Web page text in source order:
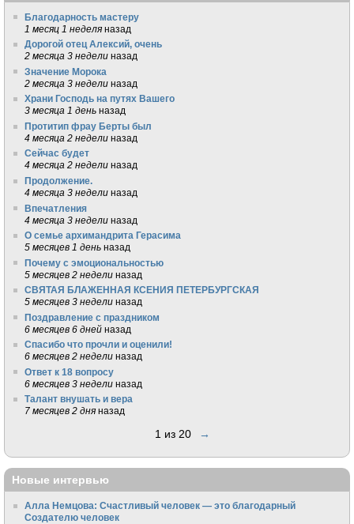
Благодарность мастеру
1 месяц 1 неделя назад
Дорогой отец Алексий, очень
2 месяца 3 недели назад
Значение Морока
2 месяца 3 недели назад
Храни Господь на путях Вашего
3 месяца 1 день назад
Протитип фрау Берты был
4 месяца 2 недели назад
Сейчас будет
4 месяца 2 недели назад
Продолжение.
4 месяца 3 недели назад
Впечатления
4 месяца 3 недели назад
О семье архимандрита Герасима
5 месяцев 1 день назад
Почему с эмоциональностью
5 месяцев 2 недели назад
СВЯТАЯ БЛАЖЕННАЯ КСЕНИЯ ПЕТЕРБУРГСКАЯ
5 месяцев 3 недели назад
Поздравление с праздником
6 месяцев 6 дней назад
Спасибо что прочли и оценили!
6 месяцев 2 недели назад
Ответ к 18 вопросу
6 месяцев 3 недели назад
Талант внушать и вера
7 месяцев 2 дня назад
1 из 20 →
Новые интервью
Алла Немцова: Счастливый человек — это благодарный
Создателю человек